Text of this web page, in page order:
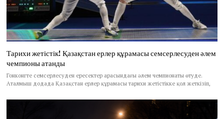
Тарихи жетістік! Қазақстан ерлер құрамасы семсерлесуден әлем
чемпионы атанды
Гонконгте семсерлесуден ересектер арасындағы әлем чемпионаты өтуде.
Аталмыш додада Қазақстан ерлер құрамасы тарихи жетістікке қол жеткізіп,